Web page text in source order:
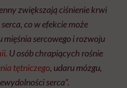
zwiększają ciśnienie krwi
co w efekcie może
sercowego i rozwoju
. U osób chrapiących rośnie
tętniczego, udaru mózgu,
serca”.